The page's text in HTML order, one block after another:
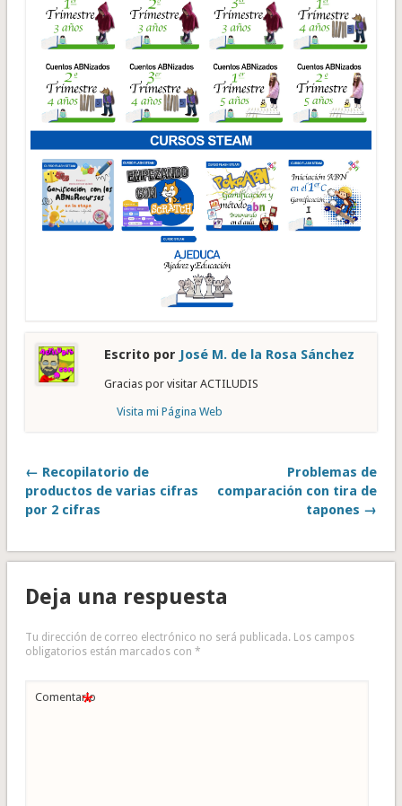
Escrito por José M. de la Rosa Sánchez
Gracias por visitar ACTILUDIS
Visita mi Página Web
← Recopilatorio de
productos de varias cifras
por 2 cifras
Problemas de
comparación con tira de
tapones →
Deja una respuesta
Tu dirección de correo electrónico no será publicada. Los campos
obligatorios están marcados con *
Comentario
*